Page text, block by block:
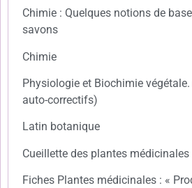
Chimie : Quelques notions de
savons
Chimie
Physiologie et Biochimie
auto-correctifs)
Latin botanique
Cueillette des plantes
Fiches Plantes médicinales : «